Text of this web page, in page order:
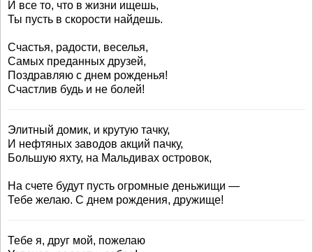
И все то, что в жизни ищешь,
Ты пусть в скорости найдешь.
Счастья, радости, веселья,
Самых преданных друзей,
Поздравляю с днем рожденья!
Счастлив будь и не болей!
Элитный домик, и крутую тачку,
И нефтяных заводов акций пачку,
Большую яхту, на Мальдивах островок,
На счете будут пусть огромные деньжищи —
Тебе желаю. С днем рождения, дружище!
Тебе я, друг мой, пожелаю